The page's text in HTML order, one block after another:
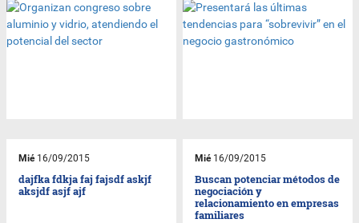
Mié16/09/2015
dajfka fdkja faj fajsdf askjf
aksjdf asjf ajf
Mié16/09/2015
Buscan potenciar métodos de
negociación y
relacionamiento en empresas
familiares